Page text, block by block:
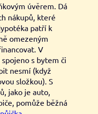
úvěrem. Dá
nákupů, které
patří k
omezeným
V
s bytem či
nesmí (když
složkou). S
jako je auto,
pomůže běžná